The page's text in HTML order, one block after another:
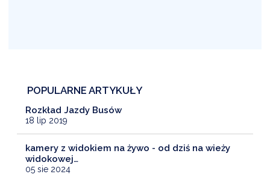
POPULARNE ARTYKUŁY
Rozkład Jazdy Busów
18 lip 2019
kamery z widokiem na żywo - od dziś na wieży
widokowej…
05 sie 2024